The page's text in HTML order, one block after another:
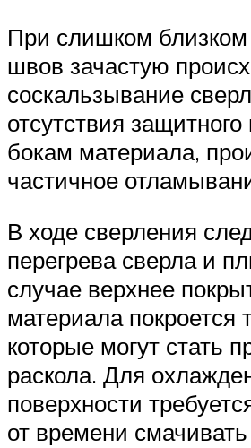
При слишком
швов зачастую
соскальзывание
отсутствия
бокам материала,
частичное
В ходе сверления
перегрева сверла и
случае верхнее
материала покроется
которые могут стать
раскола. Для
поверхности
от времени